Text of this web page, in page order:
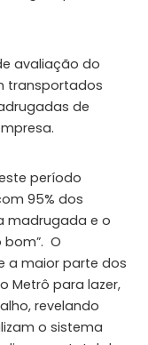
avaliação do
transportados
de
período
95% dos
madrugada e o
bom”. O
a maior parte dos
Metrô para lazer,
revelando
o sistema